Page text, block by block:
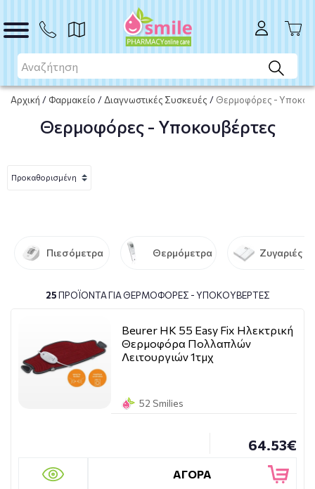
Αρχική / Φαρμακείο / Διαγνωστικές Συσκευές / Θερμοφόρες -
Θερμοφόρες - Υποκουβέρτες
Πιεσόμετρα Θερμόμετρα Ζυγαριές
25ΠΡΟΪΌΝΤΑ ΓΙΑ ΘΕΡΜΟΦΌΡΕΣ - ΥΠΟΚΟΥΒΈΡΤΕΣ
Beurer HK 55 Easy Fix Ηλεκτρική
Θερμοφόρα Πολλαπλών
Λειτουργιών 1τμχ
52 Smilies
64.53€
ΑΓΟΡΑ